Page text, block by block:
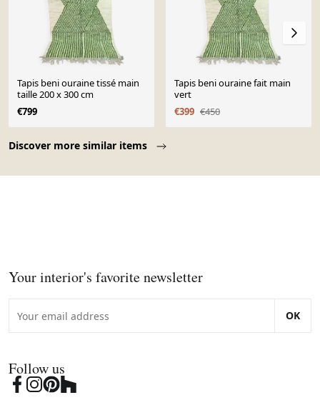
Discover more similar items
Tapis beni ouraine tissé main
taille 200 x 300 cm
€799
Tapis beni ouraine fait main
vert
€399 €450
Your interior's favorite newsletter
OK
Follow us